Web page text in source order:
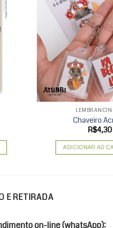
to
Chaveiro
R$4,30
ADICIONAR AO
E RETIRADA
on-line (whatsApp):